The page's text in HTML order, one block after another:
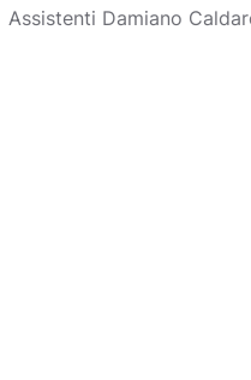
Assistenti Damiano